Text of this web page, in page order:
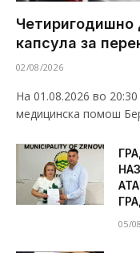
Четиригодишно
капсула за
02/08/2026
На 01.08.2026 во
медицинска помош
05/